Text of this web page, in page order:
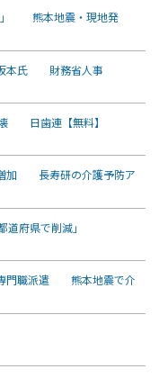
」 熊本地震・現地発
坂本氏 財務省人事
日歯連【無料】
増加 長寿研の介護予防ア
府県で削減」
門職派遣 熊本地震で介